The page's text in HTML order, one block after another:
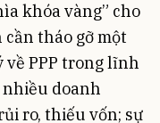
khóa vàng” cho
tháo gỡ một
về PPP trong lĩnh
nhiều doanh
ro, thiếu vốn; sự